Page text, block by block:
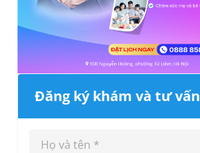
Đăng ký khám và tư vấn